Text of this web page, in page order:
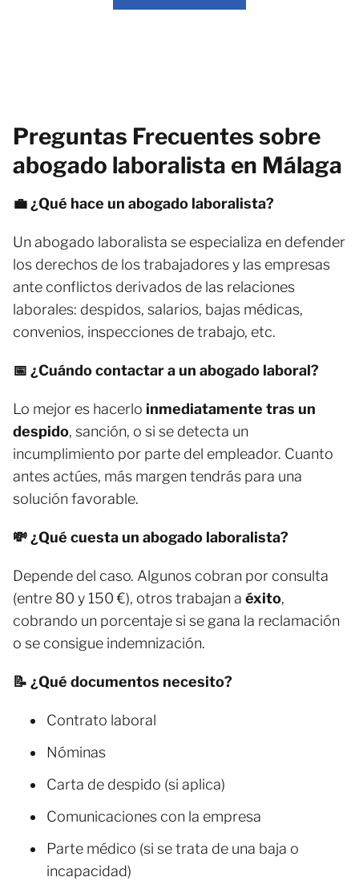
Preguntas Frecuentes sobre
abogado laboralista en Málaga
💼 ¿Qué hace un abogado laboralista?
Un abogado laboralista se especializa en defender
los derechos de los trabajadores y las empresas
ante conflictos derivados de las relaciones
laborales: despidos, salarios, bajas médicas,
convenios, inspecciones de trabajo, etc.
📅 ¿Cuándo contactar a un abogado laboral?
Lo mejor es hacerlo inmediatamente tras un
despido, sanción, o si se detecta un
incumplimiento por parte del empleador. Cuanto
antes actúes, más margen tendrás para una
solución favorable.
💸 ¿Qué cuesta un abogado laboralista?
Depende del caso. Algunos cobran por consulta
(entre 80 y 150 €), otros trabajan a éxito,
cobrando un porcentaje si se gana la reclamación
o se consigue indemnización.
📝 ¿Qué documentos necesito?
Contrato laboral
Nóminas
Carta de despido (si aplica)
Comunicaciones con la empresa
Parte médico (si se trata de una baja o
incapacidad)